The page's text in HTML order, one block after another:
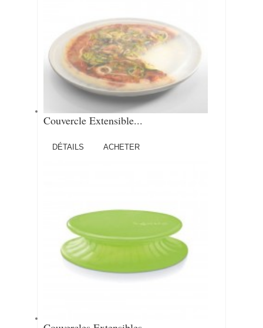
Couvercle Extensible...
DÉTAILS ACHETER